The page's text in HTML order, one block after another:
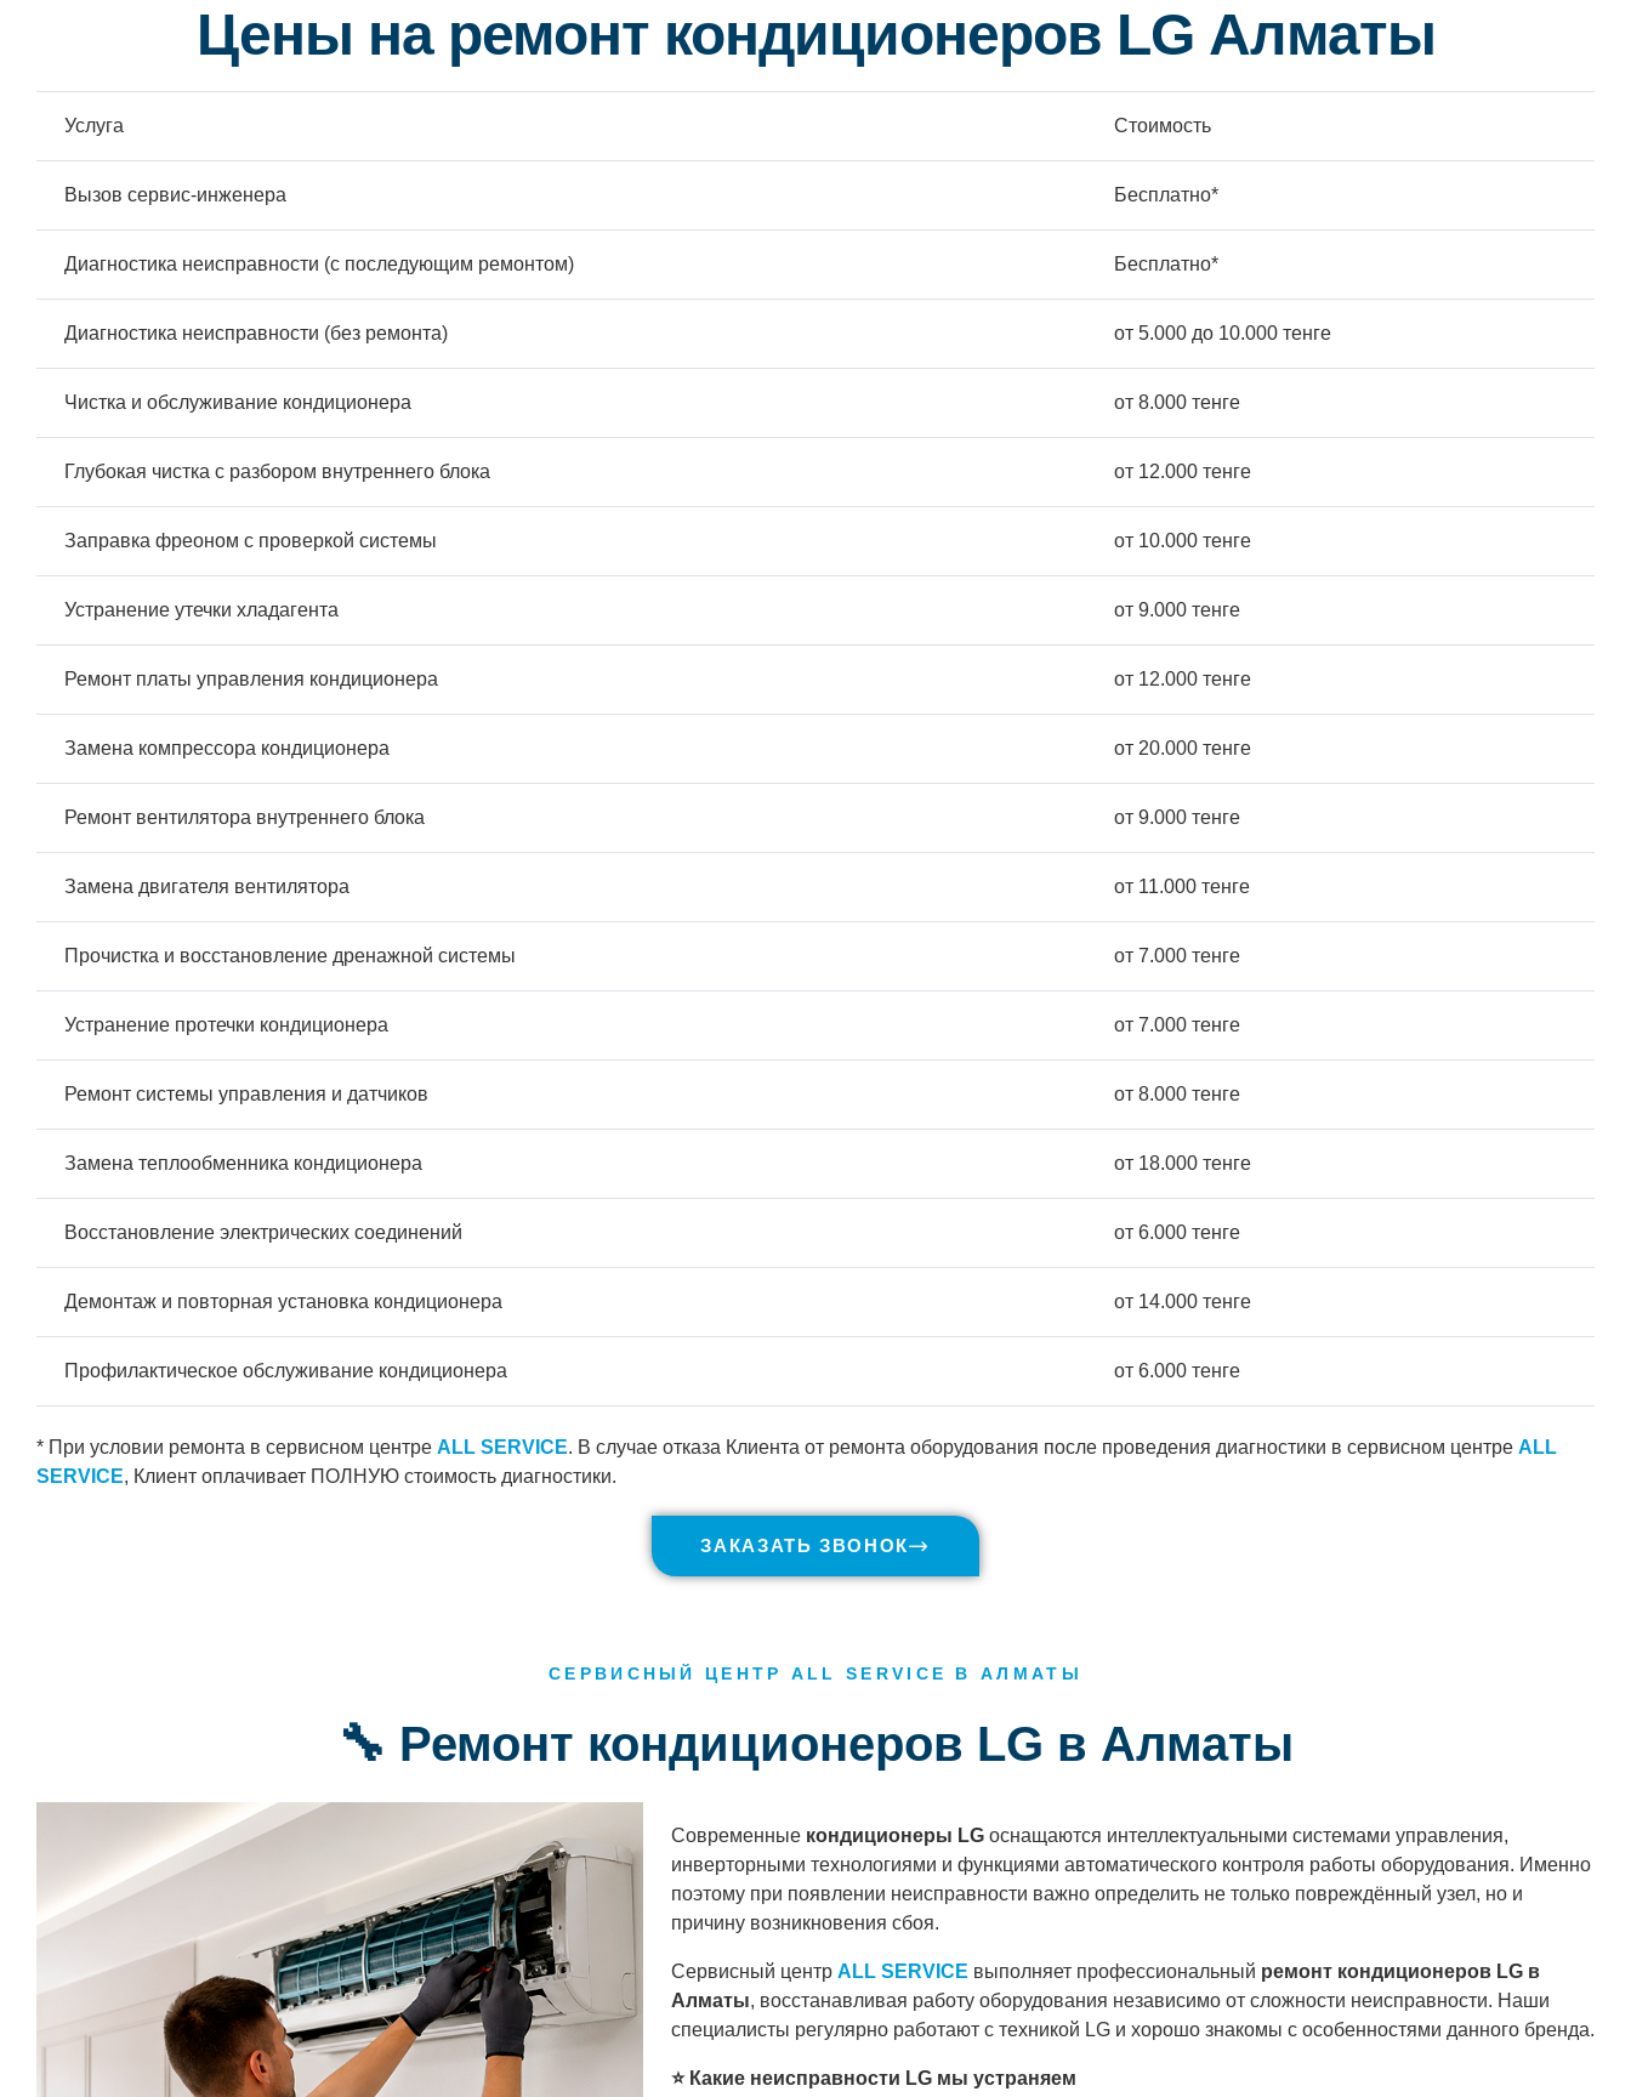
Цены на ремонт кондиционеров LG Алматы
Услуга Стоимость
Вызов сервис-инженера Бесплатно*
Диагностика неисправности (с последующим ремонтом) Бесплатно*
Диагностика неисправности (без ремонта) от 5.000 до 10.000 тенге
Чистка и обслуживание кондиционера от 8.000 тенге
Глубокая чистка с разбором внутреннего блока от 12.000 тенге
Заправка фреоном с проверкой системы от 10.000 тенге
Устранение утечки хладагента от 9.000 тенге
Ремонт платы управления кондиционера от 12.000 тенге
Замена компрессора кондиционера от 20.000 тенге
Ремонт вентилятора внутреннего блока от 9.000 тенге
Замена двигателя вентилятора от 11.000 тенге
Прочистка и восстановление дренажной системы от 7.000 тенге
Устранение протечки кондиционера от 7.000 тенге
Ремонт системы управления и датчиков от 8.000 тенге
Замена теплообменника кондиционера от 18.000 тенге
Восстановление электрических соединений от 6.000 тенге
Демонтаж и повторная установка кондиционера от 14.000 тенге
Профилактическое обслуживание кондиционера от 6.000 тенге
* При условии ремонта в сервисном центре ALL SERVICE. В случае отказа Клиента от ремонта оборудования после проведения диагностики в сервисном центре ALL
SERVICE, Клиент оплачивает ПОЛНУЮ стоимость диагностики.
ЗАКАЗАТЬ ЗВОНОК
СЕРВИСНЫЙ ЦЕНТР ALL SERVICE В АЛМАТЫ
🔧 Ремонт кондиционеров LG в Алматы
Современные кондиционеры LGоснащаются интеллектуальными системами управления,
инверторными технологиями и функциями автоматического контроля работы оборудования. Именно
поэтому при появлении неисправности важно определить не только повреждённый узел, но и
причину возникновения сбоя.
Сервисный центр ALL SERVICE выполняет профессиональный ремонт кондиционеров LG в
Алматы, восстанавливая работу оборудования независимо от сложности неисправности. Наши
специалисты регулярно работают с техникой LG и хорошо знакомы с особенностями данного бренда.
⭐ Какие неисправности LG мы устраняем